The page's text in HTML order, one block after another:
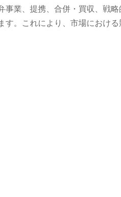
事業、提携、合併・買収、戦
。これにより、市場におけ